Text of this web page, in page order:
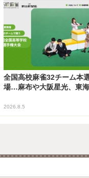
全国高校麻雀32チーム本
場…麻布や大阪星光、東
2026.8.5